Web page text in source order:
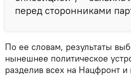
перед сторонниками
По ее словам, результаты
нынешнее политическое
разделив всех на Нацфронт и